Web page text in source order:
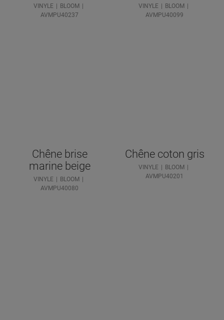
VINYLE
BLOOM
AVMPU40237
VINYLE
BLOOM
AVMPU40099
Chêne brise
marine beige
VINYLE
BLOOM
AVMPU40080
Chêne coton gris
VINYLE
BLOOM
AVMPU40201